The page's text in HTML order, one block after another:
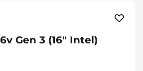
Gen 3 (16" Intel)